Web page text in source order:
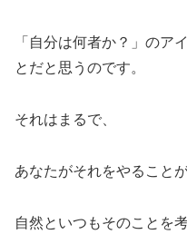
「自分は何者か？」のア
とだと思うのです。
それはまるで、
あなたがそれをやること
自然といつもそのことを